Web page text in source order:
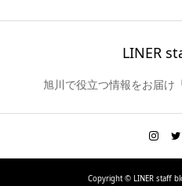
LINER
旭川で役立つ情報をお届け
Copyright © LINER staff